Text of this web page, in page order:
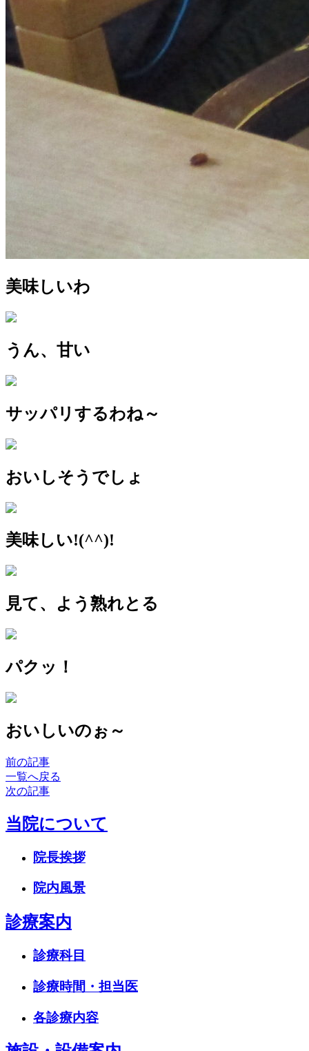
美味しいわ
うん、甘い
サッパリするわね～
おいしそうでしょ
美味しい!(^^)!
見て、よう熟れとる
パクッ！
おいしいのぉ～
前の記事
一覧へ戻る
次の記事
当院について
院長挨拶
院内風景
診療案内
診療科目
診療時間・担当医
各診療内容